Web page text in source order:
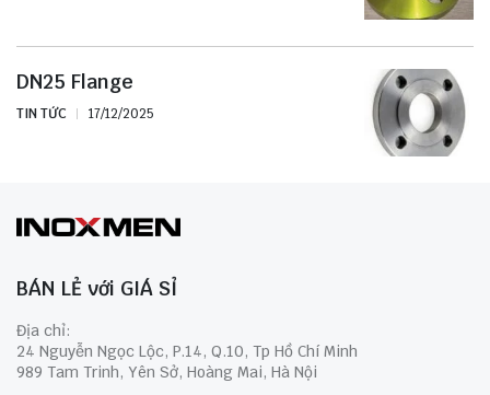
DN25 Flange
TIN TỨC 17/12/2025
BÁN LẺ với GIÁ SỈ
Địa chỉ:
24 Nguyễn Ngọc Lộc, P.14, Q.10, Tp Hồ Chí Minh
989 Tam Trinh, Yên Sở, Hoàng Mai, Hà Nội